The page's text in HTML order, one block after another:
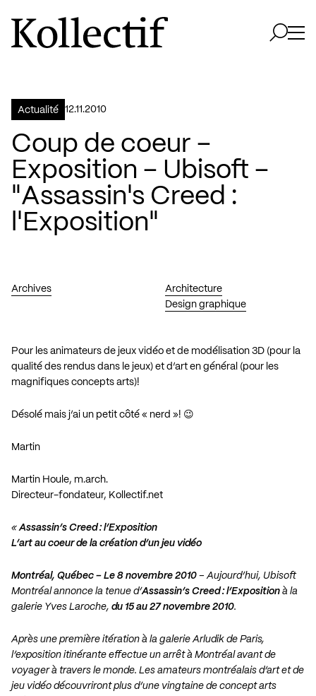
Aller à la page d'accueil
Logo Kollectif
Actualité 12.11.2010
Coup de coeur –
Exposition – Ubisoft –
"Assassin's Creed :
l'Exposition"
Archives
Architecture
Design graphique
Pour les animateurs de jeux vidéo et de modélisation 3D (pour la
qualité des rendus dans le jeux) et d’art en général (pour les
magnifiques concepts arts)!
Désolé mais j’ai un petit côté « nerd »! 😉
Martin
Martin Houle, m.arch.
Directeur-fondateur, Kollectif.net
«Assassin’s Creed : l’Exposition
L’art au coeur de la création d’un jeu vidéo
Montréal, Québec – Le 8 novembre 2010 – Aujourd’hui, Ubisoft
Montréal annonce la tenue d’Assassin’s Creed : l’Exposition à la
galerie Yves Laroche, du 15 au 27 novembre 2010.
Après une première itération à la galerie Arludik de Paris,
l’exposition itinérante effectue un arrêt à Montréal avant de
voyager à travers le monde. Les amateurs montréalais d’art et de
jeu vidéo découvriront plus d’une vingtaine de concept arts